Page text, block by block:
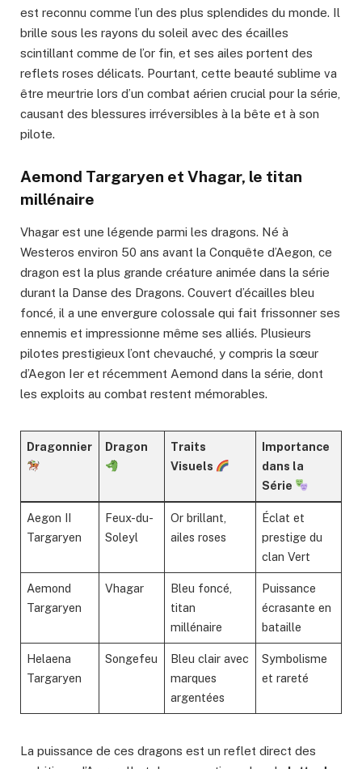
est reconnu comme l’un des plus splendides du monde. Il
brille sous les rayons du soleil avec des écailles
scintillant comme de l’or fin, et ses ailes portent des
reflets roses délicats. Pourtant, cette beauté sublime va
être meurtrie lors d’un combat aérien crucial pour la série,
causant des blessures irréversibles à la bête et à son
pilote.
Aemond Targaryen et Vhagar, le titan
millénaire
Vhagar est une légende parmi les dragons. Né à
Westeros environ 50 ans avant la Conquête d’Aegon, ce
dragon est la plus grande créature animée dans la série
durant la Danse des Dragons. Couvert d’écailles bleu
foncé, il a une envergure colossale qui fait frissonner ses
ennemis et impressionne même ses alliés. Plusieurs
pilotes prestigieux l’ont chevauché, y compris la sœur
d’Aegon Ier et récemment Aemond dans la série, dont
les exploits au combat restent mémorables.
Dragonnier Dragon
Traits
Visuels
Importance
dans la
Série
Aegon II
Targaryen
Feux-du-
Soleyl
Or brillant,
ailes roses
Éclat et
prestige du
clan Vert
Aemond
Targaryen
Vhagar
Bleu foncé,
titan
millénaire
Puissance
écrasante en
bataille
Helaena
Targaryen
Songefeu
Bleu clair avec
marques
argentées
Symbolisme
et rareté
La puissance de ces dragons est un reflet direct des